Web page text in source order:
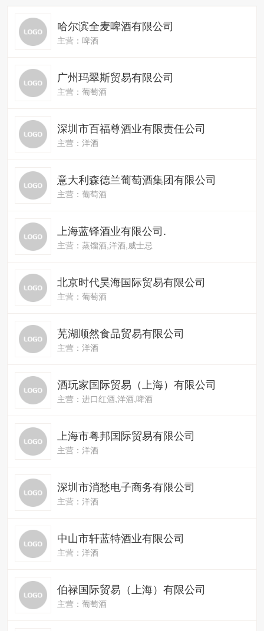
哈尔滨全麦啤酒有限公司
主营：啤酒
广州玛翠斯贸易有限公司
主营：葡萄酒
深圳市百福尊酒业有限责任公司
主营：洋酒
意大利森德兰葡萄酒集团有限公司
主营：葡萄酒
上海蓝铎酒业有限公司.
主营：蒸馏酒,洋酒,威士忌
北京时代昊海国际贸易有限公司
主营：葡萄酒
芜湖顺然食品贸易有限公司
主营：洋酒
酒玩家国际贸易（上海）有限公司
主营：进口红酒,洋酒,啤酒
上海市粤邦国际贸易有限公司
主营：洋酒
深圳市消愁电子商务有限公司
主营：洋酒
中山市轩蓝特酒业有限公司
主营：洋酒
伯禄国际贸易（上海）有限公司
主营：葡萄酒